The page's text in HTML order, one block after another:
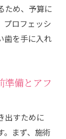
ため、予算に
プロフェッシ
歯を手に入れ
準備とアフ
出すために
。まず、施術